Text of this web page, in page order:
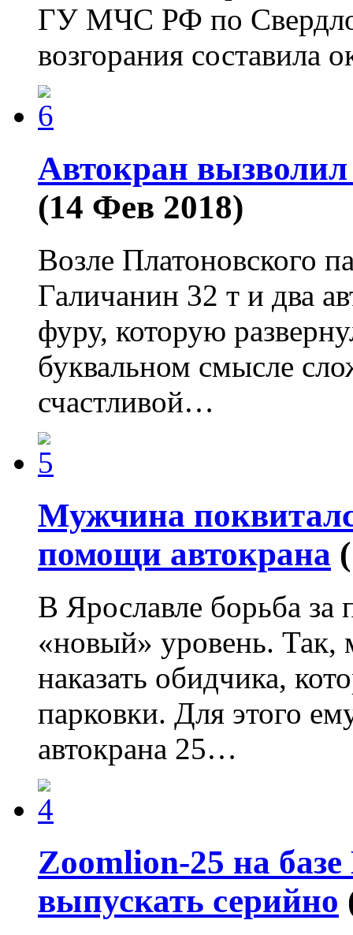
ГУ МЧС РФ по
возгорания составила
Автокран
(14 Фев 2018)
Возле Платоновского
Галичанин 32 т и два
фуру, которую
буквальном смысле
счастливой…
Мужчина
помощи автокрана
В Ярославле борьба
«новый» уровень.
наказать обидчика,
парковки. Для этого
автокрана 25…
Zoomlion-25 на
выпускать серийно